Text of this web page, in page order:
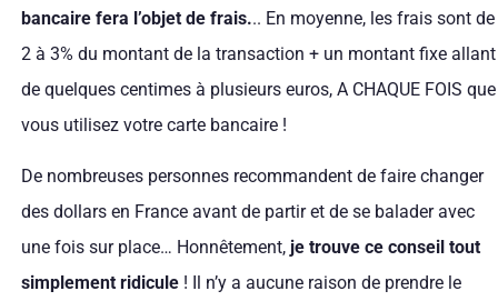
bancaire fera l’objet de frais... En moyenne, les frais sont de
2 à 3% du montant de la transaction + un montant fixe allant
de quelques centimes à plusieurs euros, A CHAQUE FOIS que
vous utilisez votre carte bancaire !
De nombreuses personnes recommandent de faire changer
des dollars en France avant de partir et de se balader avec
une fois sur place… Honnêtement, je trouve ce conseil tout
simplement ridicule! Il n’y a aucune raison de prendre le